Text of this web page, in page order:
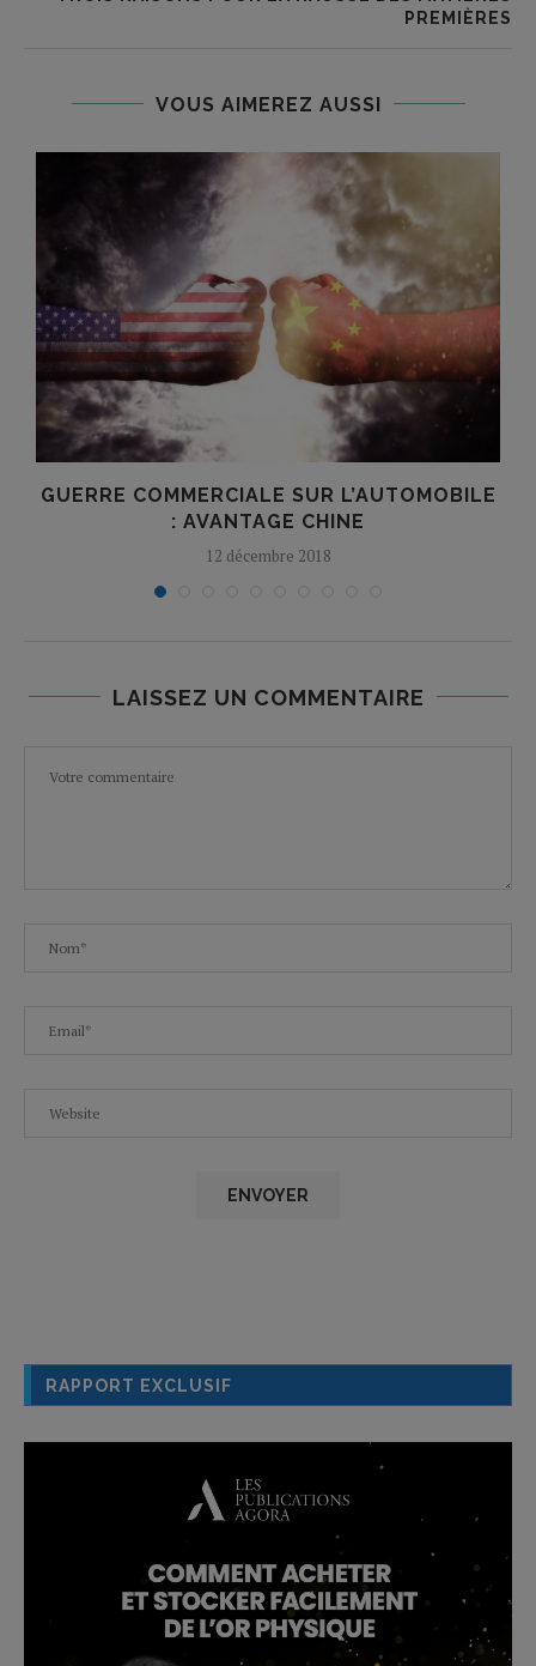
PREMIÈRES
VOUS AIMEREZ AUSSI
GUERRE COMMERCIALE SUR L’AUTOMOBILE
: AVANTAGE CHINE
12 décembre 2018
LAISSEZ UN COMMENTAIRE
RAPPORT EXCLUSIF